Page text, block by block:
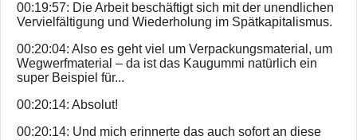
00:19:57: Die Arbeit beschäftigt sich mit der unendlichen
Vervielfältigung und Wiederholung im Spätkapitalismus.
00:20:04: Also es geht viel um Verpackungsmaterial, um
Wegwerfmaterial – da ist das Kaugummi natürlich ein
super Beispiel für...
00:20:14: Absolut!
00:20:14: Und mich erinnerte das auch sofort an diese